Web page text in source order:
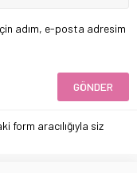
adım, e-posta adresim
form aracılığıyla siz